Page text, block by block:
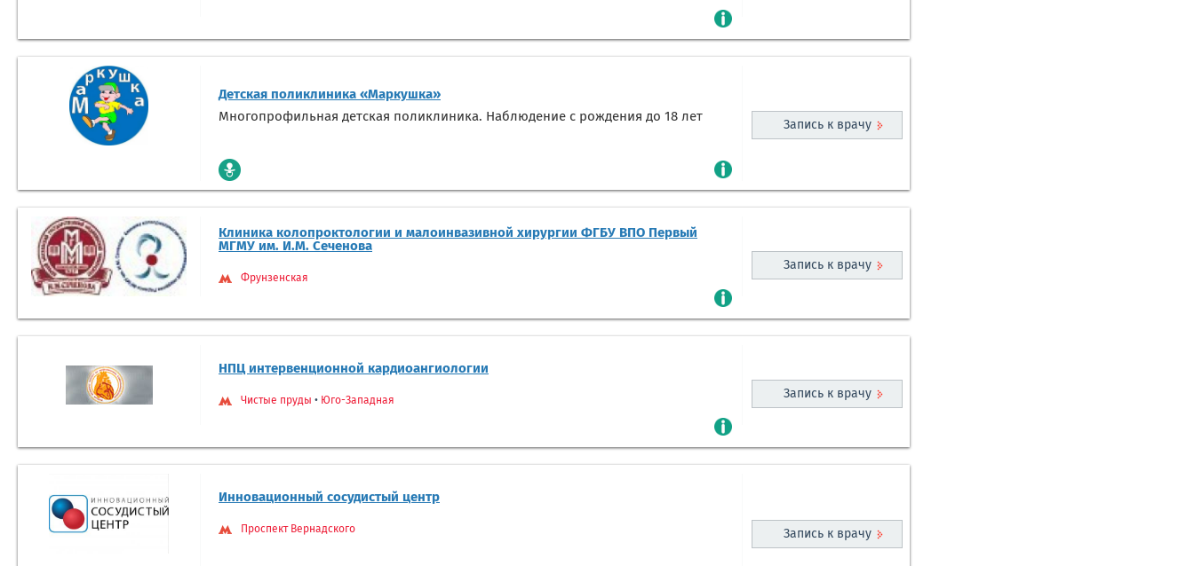
Детская поликлиника «Маркушка»
Многопрофильная детская поликлиника. Наблюдение с рождения до 18 лет
Запись к врачу
Клиника колопроктологии и малоинвазивной хирургии ФГБУ ВПО Первый
МГМУ им. И.М. Сеченова
Фрунзенская
Запись к врачу
НПЦ интервенционной кардиоангиологии
Чистые пруды • Юго-Западная
Запись к врачу
Инновационный сосудистый центр
Проспект Вернадского Запись к врачу